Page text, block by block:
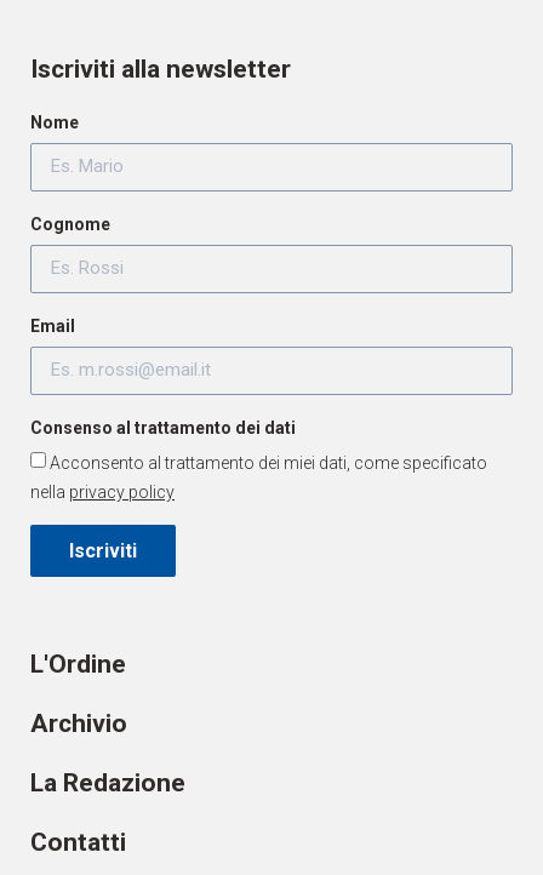
L'Ordine
Archivio
La Redazione
Contatti
Iscriviti alla newsletter
Nome
Cognome
Email
Consenso al trattamento dei dati
Acconsento al trattamento dei miei dati, come specificato
nella privacy policy
Iscriviti